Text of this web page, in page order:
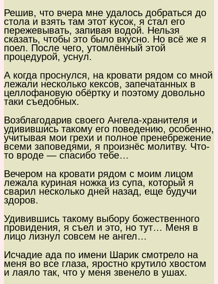
Решив, что вчера мне удалось добраться до
стола и взять там этот кусок, я стал его
пережевывать, запивая водой. Нельзя
сказать, чтобы это было вкусно. Но всё же я
поел. После чего, утомлённый этой
процедурой, уснул.
А когда проснулся, на кровати рядом со мной
лежали несколько кексов, запечатанных в
целлофановую обёртку и поэтому довольно
таки съедобных.
Возблагодарив своего Ангела-хранителя и
удивившись такому его поведению, особенно,
учитывая мои грехи и полное пренебрежение
всеми заповедями, я произнёс молитву. Что-
то вроде — спасибо тебе…
Вечером на кровати рядом с моим лицом
лежала куриная ножка из супа, который я
сварил несколько дней назад, еще будучи
здоров.
Удивившись такому выбору божественного
провидения, я съел и это, но тут… Меня в
лицо лизнул совсем не ангел…
Исчадие ада по имени Шарик смотрело на
меня во все глаза, яростно крутило хвостом
и лаяло так, что у меня звенело в ушах.